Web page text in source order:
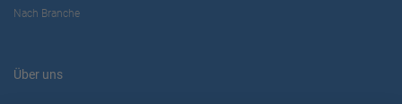
Nach Branche
Über uns